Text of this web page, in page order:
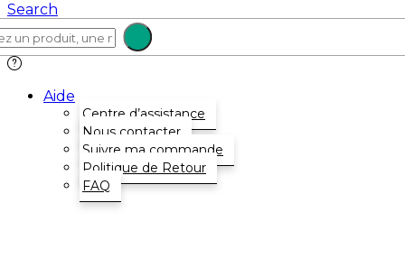
Search
Aide
Centre d’assistance
Nous contacter
Suivre ma commande
Politique de Retour
FAQ